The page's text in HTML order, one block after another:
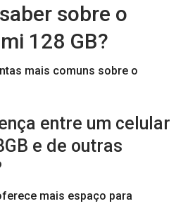
sobre o
128 GB?
mais comuns sobre o
entre um celular
e de outras
mais espaço para